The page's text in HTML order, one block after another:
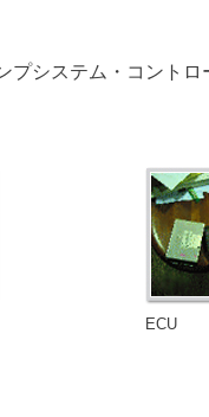
プシステム・コント
ECU